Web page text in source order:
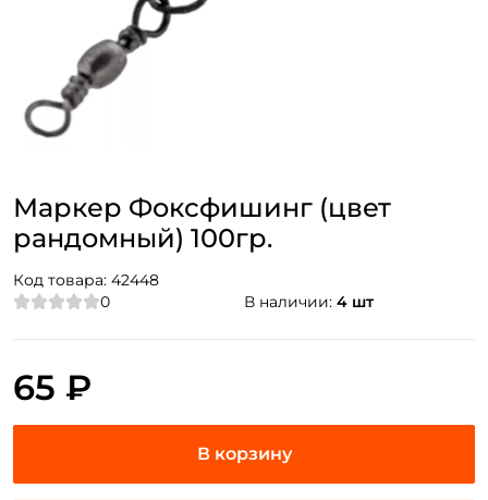
Маркер Фоксфишинг (цвет
рандомный) 100гр.
Код товара: 42448
0
В наличии: 4 шт
65 ₽